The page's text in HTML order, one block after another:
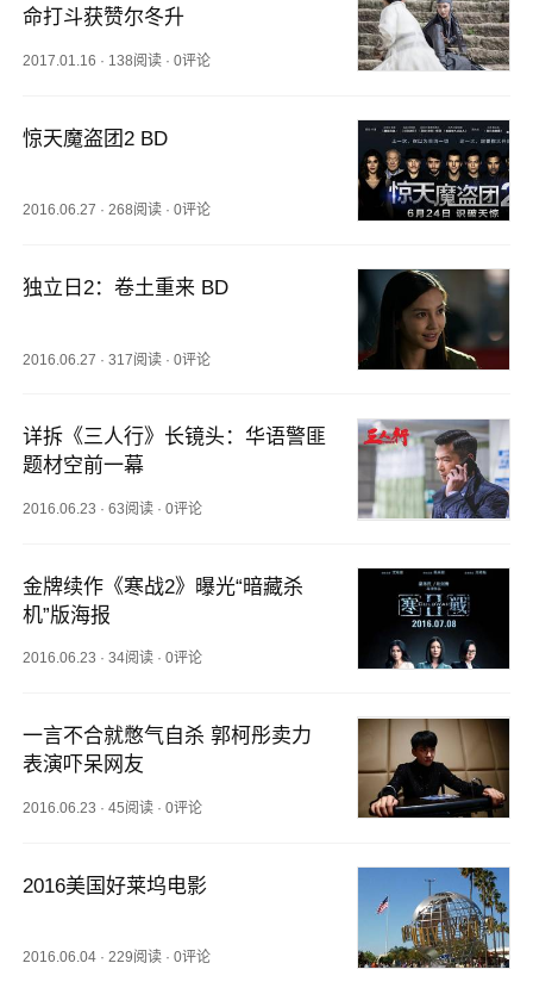
命打斗获赞尔冬升
2017.01.16 · 138阅读 ·0评论
惊天魔盗团2 BD
2016.06.27 ·268阅读 ·0评论
独立日2：卷土重来 BD
2016.06.27 ·317阅读 ·0评论
详拆《三人行》长镜头：华语警匪
题材空前一幕
2016.06.23 ·63阅读 ·0评论
金牌续作《寒战2》曝光“暗藏杀
机”版海报
2016.06.23 ·34阅读 ·0评论
一言不合就憋气自杀 郭柯彤卖力
表演吓呆网友
2016.06.23 ·45阅读 ·0评论
2016美国好莱坞电影
2016.06.04 ·229阅读 ·0评论